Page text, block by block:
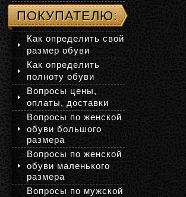
ПОКУПАТЕЛЮ:
Как определить свой
размер обуви
Как определить
полноту обуви
Вопросы цены,
оплаты, доставки
Вопросы по женской
обуви большого
размера
Вопросы по женской
обуви маленького
размера
Вопросы по мужской